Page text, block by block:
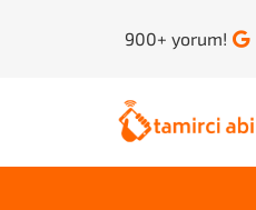
900+ yorum!